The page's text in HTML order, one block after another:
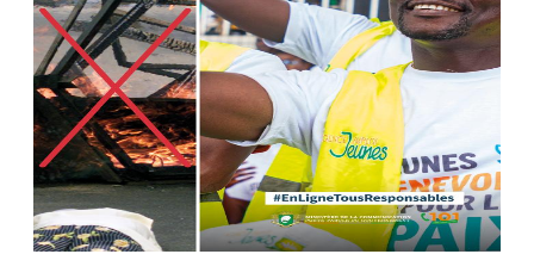
10 avr. 2026, 09:48
Nommé Médiateur de la
République, Gaoussou Touré prend
officiellement fonction
AIP
13 mars 2026, 10:43
Nécrologie : décès de Guillaume
Houphouët-Boigny, fils du Père
fondateur...